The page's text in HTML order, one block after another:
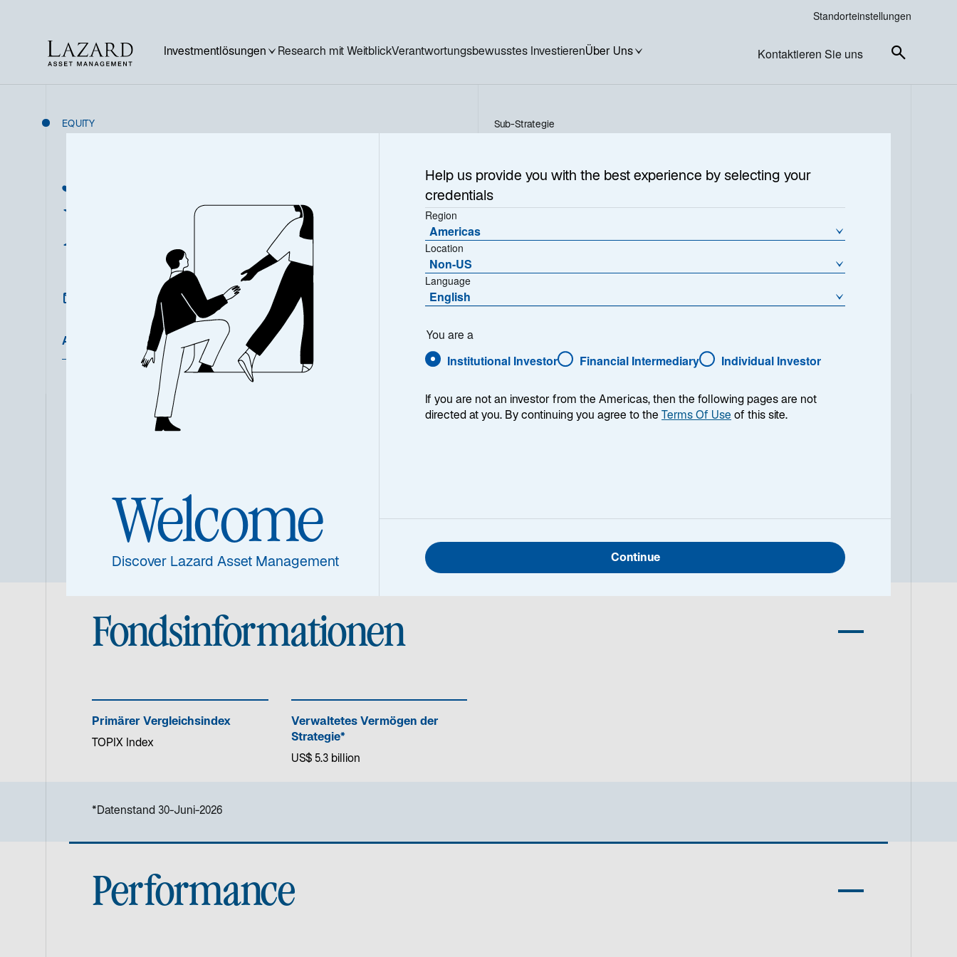
Standorteinstellungen
Investmentlösungen Research mit WeitblickVerantwortungsbewusstes InvestierenÜber Uns Kontaktieren Sie uns
EQUITY
Japanese Strategic
Equity
Ausgewählte Dokumente
Sub-Strategie
Übersicht
Rendite ausgerichteten Anlagestrategie. Das Portfolio hält typischerweise ca. 30 Wertpapiere
Fondsinformationen
Primärer Vergleichsindex
TOPIX Index
Verwaltetes Vermögen der
Strategie*
US$ 5.3 billion
*Datenstand 30-Juni-2026
Performance
Welcome
Discover Lazard Asset Management
Help us provide you with the best experience by selecting your
credentials
Region
Americas
Location
Non-US
Language
English
You are a
Institutional Investor Financial Intermediary Individual Investor
Continue
If you are not an investor from the Americas, then the following pages are not
directed at you. By continuing you agree to the Terms Of Use of this site.